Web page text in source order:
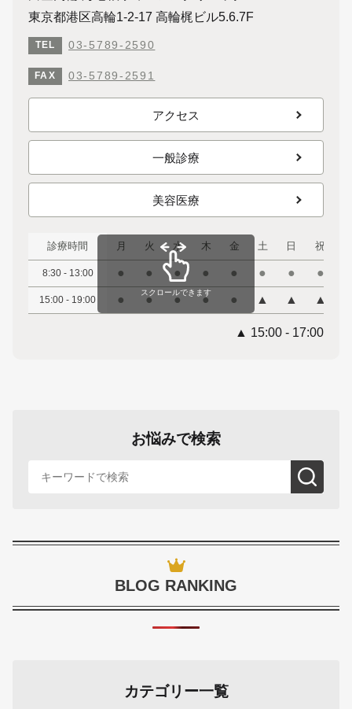
東京都港区高輪1-2-17 高輪梶ビル5.6.7F
TEL 03-5789-2590
FAX 03-5789-2591
アクセス
一般診療
美容医療
診療時間 月 火 水 木 金 土 日 祝
8:30 - 13:00 ● ● ● ● ● ● ● ●
15:00 - 19:00 ● ● ● ● ● ▲ ▲ ▲
スクロールできます
▲ 15:00 - 17:00
お悩みで検索
BLOG RANKING
カテゴリー一覧